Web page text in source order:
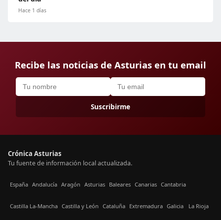
Hace 1 días
Recibe las noticias de Asturias en tu email
Suscribirme
Crónica Asturias
Tu fuente de información local actualizada.
España Andalucía Aragón Asturias Baleares Canarias Cantabria
Castilla La-Mancha Castilla y León Cataluña Extremadura Galicia La Rioja